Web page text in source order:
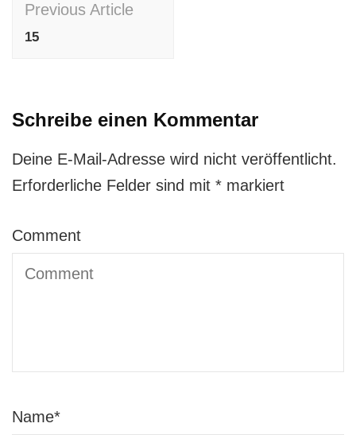
Navigation
Previous Article
15
Schreibe einen Kommentar
Deine E-Mail-Adresse wird nicht veröffentlicht.
Erforderliche Felder sind mit * markiert
Comment
Name*